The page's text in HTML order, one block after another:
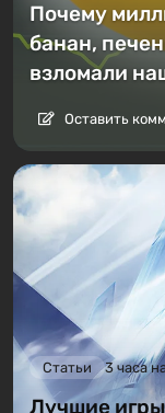
Почему
банан,
взломали
Оставить
Статьи 3 часа
Лучшие